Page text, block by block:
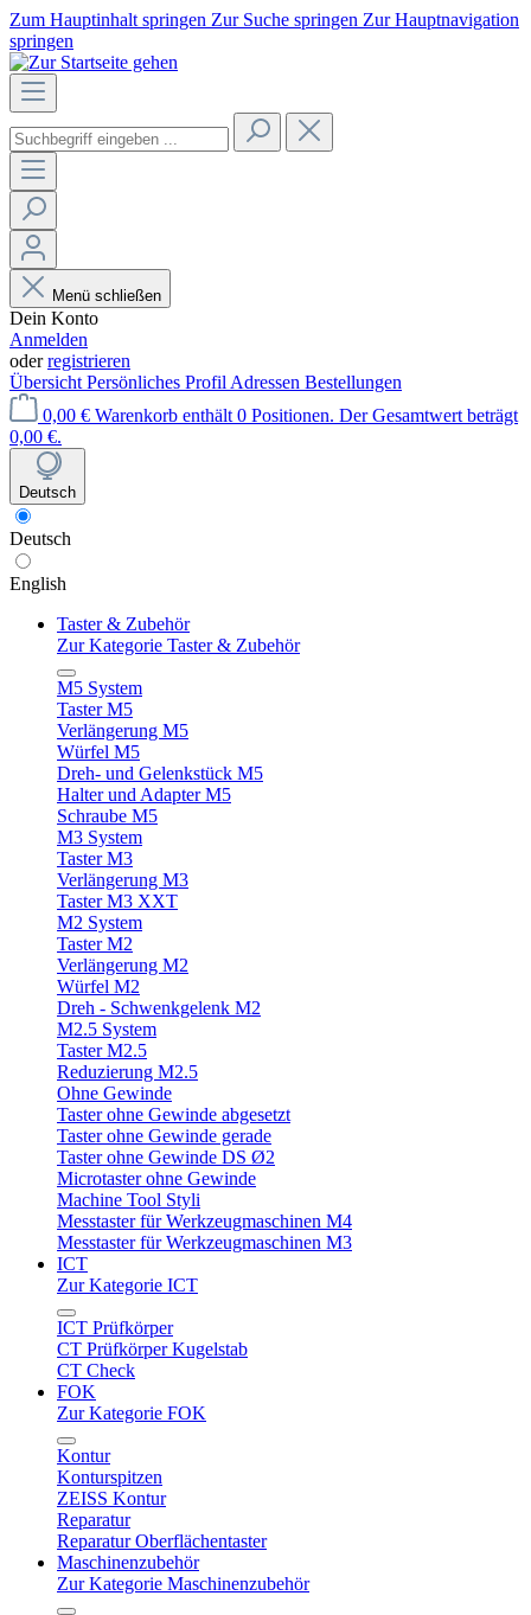
Zum Hauptinhalt springen Zur Suche springen Zur Hauptnavigation
springen
Menü schließen
Dein Konto
Anmelden
oderregistrieren
Übersicht Persönliches Profil Adressen Bestellungen
0,00 € Warenkorb enthält 0 Positionen. Der Gesamtwert beträgt
0,00 €.
Deutsch
Deutsch
English
Taster & Zubehör
Zur Kategorie Taster & Zubehör
M5 System
Taster M5
Verlängerung M5
Würfel M5
Dreh- und Gelenkstück M5
Halter und Adapter M5
Schraube M5
M3 System
Taster M3
Verlängerung M3
Taster M3 XXT
M2 System
Taster M2
Verlängerung M2
Würfel M2
Dreh - Schwenkgelenk M2
M2.5 System
Taster M2.5
Reduzierung M2.5
Ohne Gewinde
Taster ohne Gewinde abgesetzt
Taster ohne Gewinde gerade
Taster ohne Gewinde DS Ø2
Microtaster ohne Gewinde
Machine Tool Styli
Messtaster für Werkzeugmaschinen M4
Messtaster für Werkzeugmaschinen M3
ICT
Zur Kategorie ICT
ICT Prüfkörper
CT Prüfkörper Kugelstab
CT Check
FOK
Zur Kategorie FOK
Kontur
Konturspitzen
ZEISS Kontur
Reparatur
Reparatur Oberflächentaster
Maschinenzubehör
Zur Kategorie Maschinenzubehör